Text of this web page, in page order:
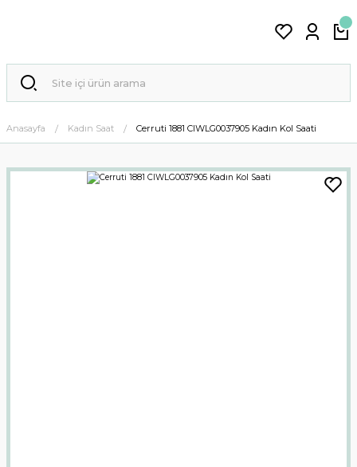
Anasayfa Kadın Saat Cerruti 1881 CIWLG0037905 Kadın Kol Saati